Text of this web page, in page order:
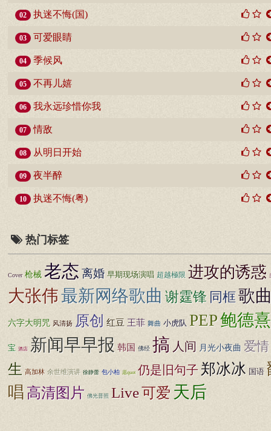
02 执迷不悔(国)
03 可爱眼睛
04 季候风
05 不再儿嬉
06 我永远珍惜你我
07 情敌
08 从明日开始
09 夜半醉
10 执迷不悔(粤)
热门标签
Cover 枪械 老态离婚 早期现场演唱 超越極限 进攻的诱惑
大张伟最新网络歌曲 谢霆锋 同框歌
六字大明咒 风清扬 原创 红豆 王菲 舞曲 小虎队 PEP鲍德熹
宝 酒店 新闻早早报 韩国 佛经 搞 人间 月光小夜曲 爱情
生 高加林 余世维演讲 徐静蕾 包小柏 愿quot 仍是旧句子郑冰冰 国语
唱高清图片 佛光普照 Live可爱 天后